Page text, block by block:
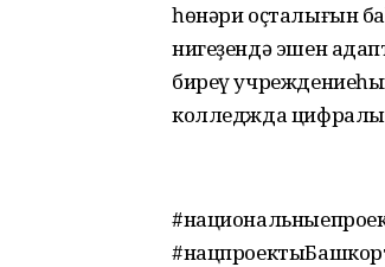
һөнәри оҫталығын
нигеҙендә эшен
биреү
колледжда цифралы